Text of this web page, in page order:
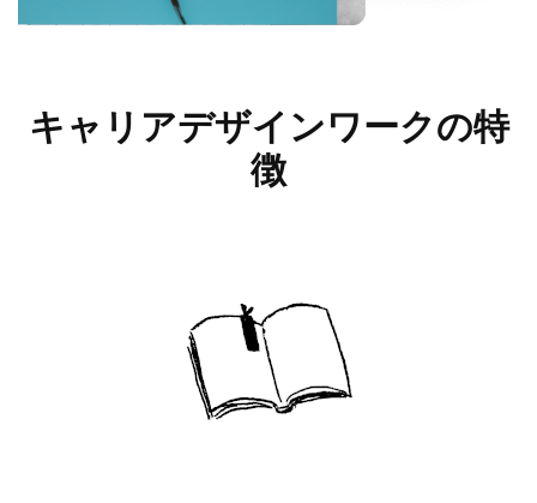
キャリアデザインワークの特
徴